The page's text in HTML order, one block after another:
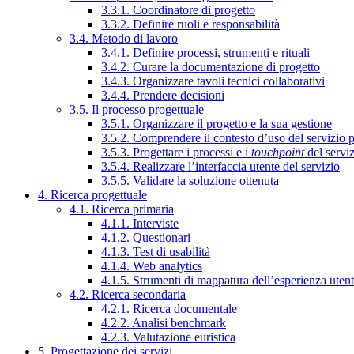
3.3.1. Coordinatore di progetto
3.3.2. Definire ruoli e responsabilità
3.4. Metodo di lavoro
3.4.1. Definire processi, strumenti e rituali
3.4.2. Curare la documentazione di progetto
3.4.3. Organizzare tavoli tecnici collaborativi
3.4.4. Prendere decisioni
3.5. Il processo progettuale
3.5.1. Organizzare il progetto e la sua gestione
3.5.2. Comprendere il contesto d’uso del servizio
3.5.3. Progettare i processi e i touchpointdel
3.5.4. Realizzare l’interfaccia utente del servizio
3.5.5. Validare la soluzione ottenuta
4. Ricerca progettuale
4.1. Ricerca primaria
4.1.1. Interviste
4.1.2. Questionari
4.1.3. Test di usabilità
4.1.4. Web analytics
4.1.5. Strumenti di mappatura dell’esperienza
4.2. Ricerca secondaria
4.2.1. Ricerca documentale
4.2.2. Analisi benchmark
4.2.3. Valutazione euristica
5. Progettazione dei servizi